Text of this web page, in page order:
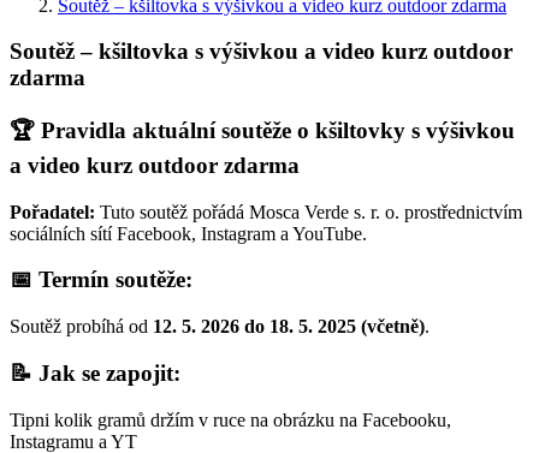
Soutěž – kšiltovka s výšivkou a video kurz outdoor zdarma
Soutěž – kšiltovka s výšivkou a video kurz outdoor
zdarma
🏆 Pravidla aktuální soutěže o kšiltovky s výšivkou
a video kurz outdoor zdarma
Pořadatel: Tuto soutěž pořádá Mosca Verde s. r. o. prostřednictvím
sociálních sítí Facebook, Instagram a YouTube.
📅 Termín soutěže:
Soutěž probíhá od 12. 5. 2026 do 18. 5. 2025 (včetně).
📝 Jak se zapojit:
Tipni kolik gramů držím v ruce na obrázku na Facebooku,
Instagramu a YT